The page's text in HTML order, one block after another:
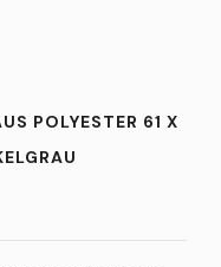
POLYESTER 61 X